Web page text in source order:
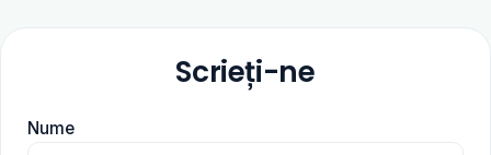
Scrieți-ne
Nume